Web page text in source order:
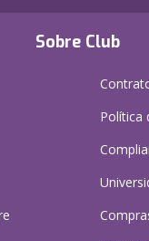
Sobre Club
Política